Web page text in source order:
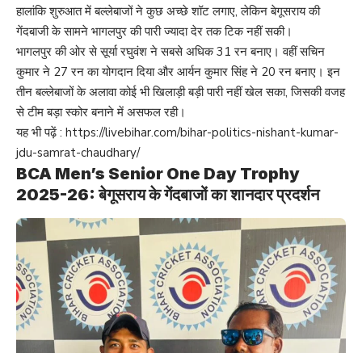
हालांकि शुरुआत में बल्लेबाजों ने कुछ अच्छे शॉट लगाए, लेकिन बेगूसराय की
गेंदबाजी के सामने भागलपुर की पारी ज्यादा देर तक टिक नहीं सकी।
भागलपुर की ओर से सूर्या रघुवंश ने सबसे अधिक 31 रन बनाए। वहीं सचिन
कुमार ने 27 रन का योगदान दिया और आर्यन कुमार सिंह ने 20 रन बनाए। इन
तीन बल्लेबाजों के अलावा कोई भी खिलाड़ी बड़ी पारी नहीं खेल सका, जिसकी वजह
से टीम बड़ा स्कोर बनाने में असफल रही।
यह भी पढ़ें : https://livebihar.com/bihar-politics-nishant-kumar-
jdu-samrat-chaudhary/
BCA Men’s Senior One Day Trophy
2025-26: बेगूसराय के गेंदबाजों का शानदार प्रदर्शन